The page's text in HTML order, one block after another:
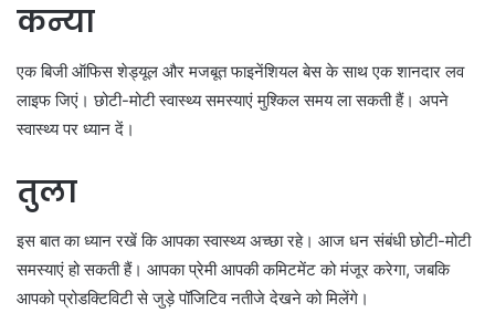
कन्या
एक बिजी ऑफिस शेड्यूल और मजबूत फाइनेंशियल बेस के साथ एक शानदार लव
लाइफ जिएं। छोटी-मोटी स्वास्थ्य समस्याएं मुश्किल समय ला सकती हैं। अपने
स्वास्थ्य पर ध्यान दें।
तुला
इस बात का ध्यान रखें कि आपका स्वास्थ्य अच्छा रहे। आज धन संबंधी छोटी-मोटी
समस्याएं हो सकती हैं। आपका प्रेमी आपकी कमिटमेंट को मंजूर करेगा, जबकि
आपको प्रोडक्टिविटी से जुड़े पॉजिटिव नतीजे देखने को मिलेंगे।